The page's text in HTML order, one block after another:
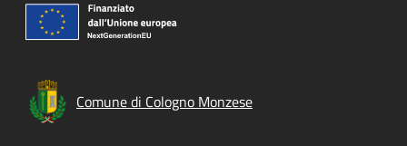
Comune di Cologno Monzese